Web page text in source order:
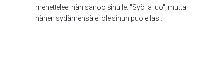
menettelee: hän sanoo sinulle: "Syö ja juo", mutta
hänen sydämensä ei ole sinun puolellasi.